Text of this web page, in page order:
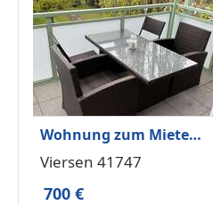
Wohnung zum Mieten
in Viersen 700 € 54 m²
Viersen 41747
700 €